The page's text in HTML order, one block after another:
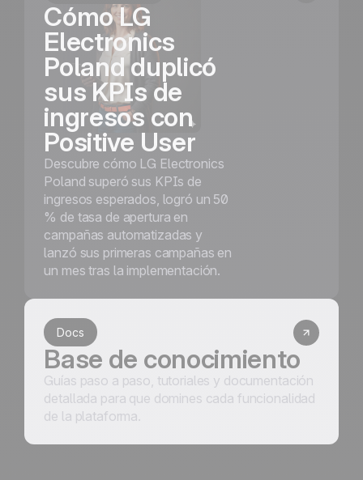
Cómo LG
Electronics
Poland duplicó
sus KPIs de
ingresos con
Positive User
Descubre cómo LG Electronics
Poland superó sus KPIs de
ingresos esperados, logró un 50
% de tasa de apertura en
campañas automatizadas y
lanzó sus primeras campañas en
un mes tras la implementación.
Docs
Base de conocimiento
Guías paso a paso, tutoriales y documentación
detallada para que domines cada funcionalidad
de la plataforma.